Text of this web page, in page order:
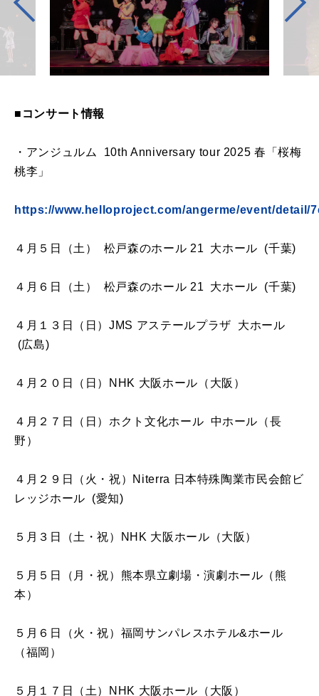
■コンサート情報
・アンジュルム 10th Anniversary tour 2025 春「桜梅
桃李」
https://www.helloproject.com/angerme/event/detail/
４月５日（土） 松戸森のホール 21 大ホール (千葉)
４月６日（土） 松戸森のホール 21 大ホール (千葉)
４月１３日（日）JMS アステールプラザ 大ホール
(広島)
４月２０日（日）NHK 大阪ホール（大阪）
４月２７日（日）ホクト文化ホール 中ホール（⾧
野）
４月２９日（火・祝）Niterra 日本特殊陶業市民会館ビ
レッジホール (愛知)
５月３日（土・祝）NHK 大阪ホール（大阪）
５月５日（月・祝）熊本県立劇場・演劇ホール（熊
本）
５月６日（火・祝）福岡サンパレスホテル&ホール
（福岡）
５月１７日（土）NHK 大阪ホール（大阪）